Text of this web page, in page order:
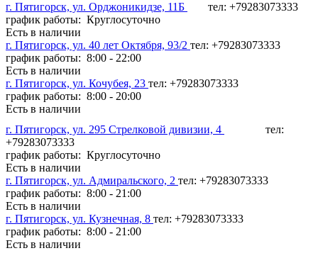
г. Пятигорск, ул. Орджоникидзе, 11Б
тел: +79283073333
график работы: Круглосуточно
Есть в наличии
г. Пятигорск, ул. 40 лет Октября, 93/2 тел: +79283073333
график работы: 8:00 - 22:00
Есть в наличии
г. Пятигорск, ул. Кочубея, 23 тел: +79283073333
график работы: 8:00 - 20:00
Есть в наличии
г. Пятигорск, ул. 295 Стрелковой дивизии, 4
тел:
+79283073333
график работы: Круглосуточно
Есть в наличии
г. Пятигорск, ул. Адмиральского, 2 тел: +79283073333
график работы: 8:00 - 21:00
Есть в наличии
г. Пятигорск, ул. Кузнечная, 8 тел: +79283073333
график работы: 8:00 - 21:00
Есть в наличии